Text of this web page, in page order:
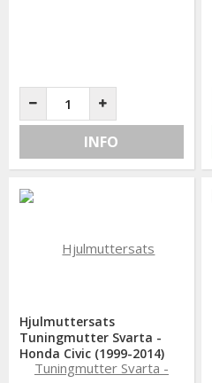
INFO
Hjulmuttersats
Tuningmutter Svarta -
Honda Civic (1999-2014)